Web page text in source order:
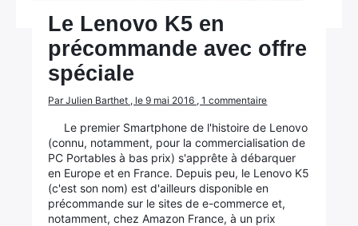
Le Lenovo K5 en
précommande avec offre
spéciale
Par Julien Barthet , le 9 mai 2016 , 1 commentaire
Le premier Smartphone de l'histoire de Lenovo
(connu, notamment, pour la commercialisation de
PC Portables à bas prix) s'apprête à débarquer
en Europe et en France. Depuis peu, le Lenovo K5
(c'est son nom) est d'ailleurs disponible en
précommande sur le sites de e-commerce et,
notamment, chez Amazon France, à un prix